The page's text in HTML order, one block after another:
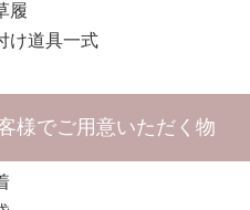
履
け道具一式
様でご用意いただく物